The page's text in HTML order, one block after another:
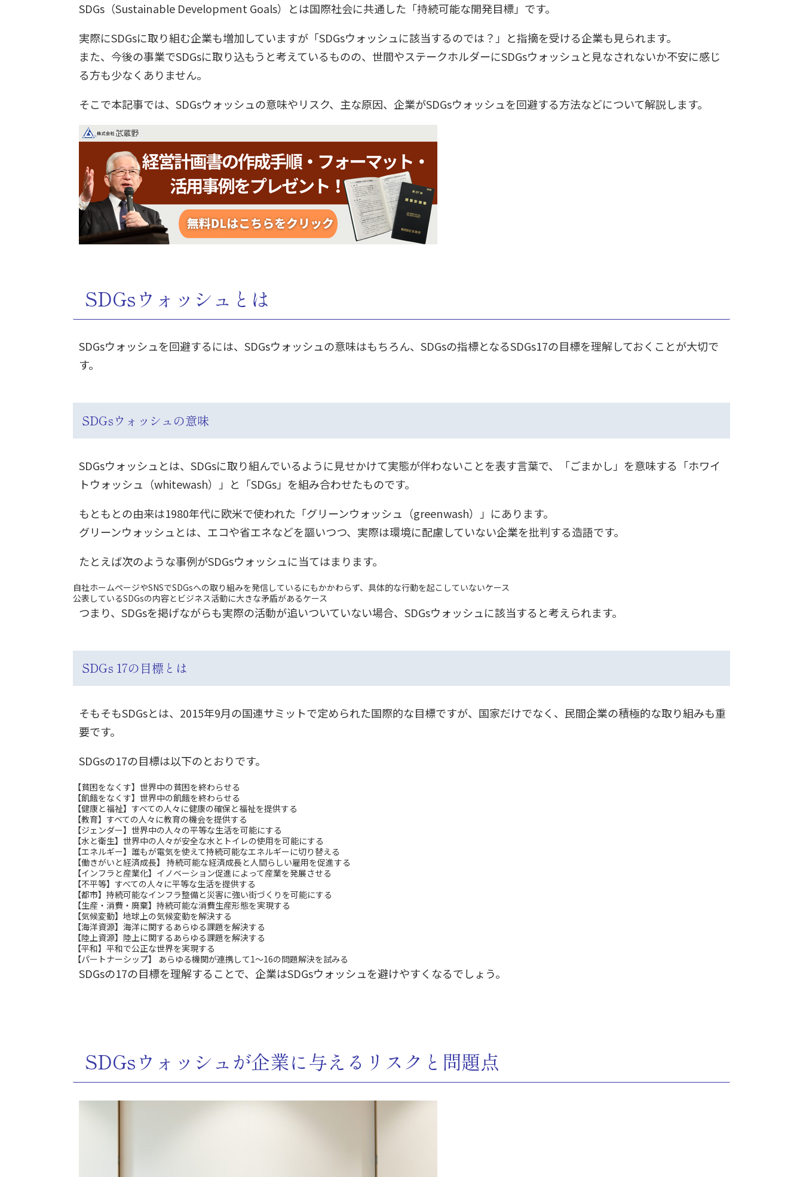
SDGs（Sustainable Development Goals）とは国際社会に共通した「持続可能な開発目標」です。
実際にSDGsに取り組む企業も増加していますが「SDGsウォッシュに該当するのでは？」と指摘を受ける企業も見られます。
また、 今後の事業でSDGsに取り込もうと考えているものの、世間やステークホルダーにSDGsウォッシュと見なされないか不安に感じ
る方も少なくありません。
そこで本記事では、SDGsウォッシュの意味やリスク、主な原因、企業がSDGsウォッシュを回避する方法などについて解説します。
SDGsウォッシュとは
SDGsウォッシュを回避するには、SDGsウォッシュの意味はもちろん、SDGsの指標となるSDGs17の目標を理解しておくことが大切で
す。
SDGsウォッシュの意味
SDGsウォッシュとは、SDGsに取り組んでいるように見せかけて実態が伴わないことを表す言葉で、「ごまかし」を意味する「ホワイ
トウォッシュ（whitewash）」と「SDGs」を組み合わせたものです。
もともとの由来は1980年代に欧米で使われた「グリーンウォッシュ（greenwash）」にあります。
グリーンウォッシュとは、エコや省エネなどを謳いつつ、実際は環境に配慮していない企業を批判する造語です。
たとえば次のような事例がSDGsウォッシュに当てはまります。
自社ホームページやSNSでSDGsへの取り組みを発信しているにもかかわらず、具体的な行動を起こしていないケース
公表しているSDGsの内容とビジネス活動に大きな矛盾があるケース
つまり、SDGsを掲げながらも実際の活動が追いついていない場合、SDGsウォッシュに該当すると考えられます。
SDGs 17の目標とは
そもそもSDGsとは、2015年9月の国連サミットで定められた国際的な目標ですが、国家だけでなく、民間企業の積極的な取り組みも重
要です。
SDGsの17の目標は以下のとおりです。
【貧困をなくす】世界中の貧困を終わらせる
【飢餓をなくす】世界中の飢餓を終わらせる
【健康と福祉】すべての人々に健康の確保と福祉を提供する
【教育】すべての人々に教育の機会を提供する
【ジェンダー】世界中の人々の平等な生活を可能にする
【水と衛生】世界中の人々が安全な水とトイレの使用を可能にする
【エネルギー】誰もが電気を使えて持続可能なエネルギーに切り替える
【働きがいと経済成長】 持続可能な経済成長と人間らしい雇用を促進する
【インフラと産業化】イノベーション促進によって産業を発展させる
【不平等】すべての人々に平等な生活を提供する
【都市】持続可能なインフラ整備と災害に強い街づくりを可能にする
【生産・消費・廃棄】持続可能な消費生産形態を実現する
【気候変動】地球上の気候変動を解決する
【海洋資源】海洋に関するあらゆる課題を解決する
【陸上資源】陸上に関するあらゆる課題を解決する
【平和】平和で公正な世界を実現する
【パートナーシップ】 あらゆる機関が連携して1～16の問題解決を試みる
SDGsの17の目標を理解することで、企業はSDGsウォッシュを避けやすくなるでしょう。
SDGsウォッシュが企業に与えるリスクと問題点